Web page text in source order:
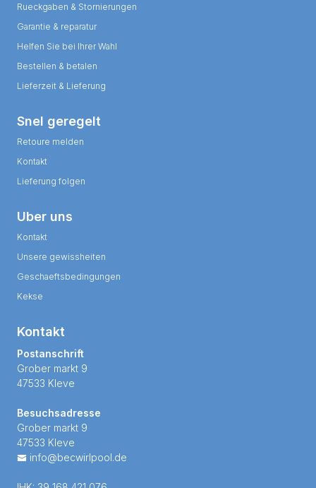
Rueckgaben & Stornierungen
Garantie & reparatur
Helfen Sie bei Ihrer Wahl
Bestellen & betalen
Lieferzeit & Lieferung
Snel geregelt
Retoure melden
Kontakt
Lieferung folgen
Uber uns
Kontakt
Unsere gewissheiten
Geschaeftsbedingungen
Kekse
Kontakt
Postanschrift
Grober markt 9
47533 Kleve
Besuchsadresse
Grober markt 9
47533 Kleve
info@becwirlpool.de